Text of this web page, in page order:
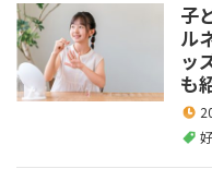
子
ル
ッ
も